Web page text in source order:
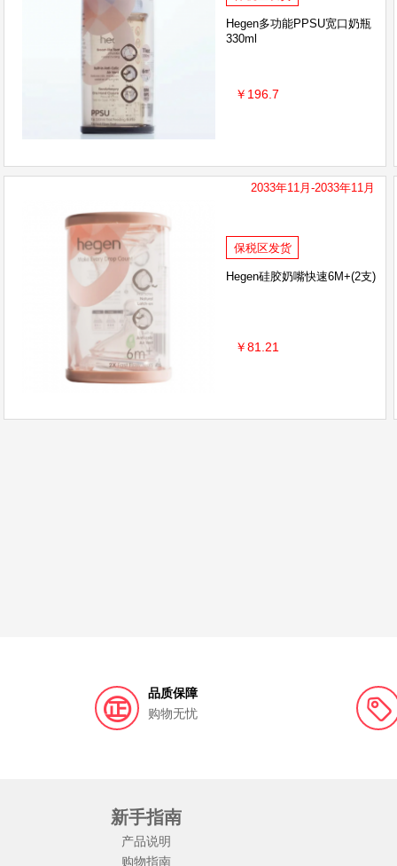
Hegen多功能PPSU宽口奶瓶
330ml
￥196.7
2033年11月-2033年11月
保税区发货
Hegen硅胶奶嘴快速6M+(2支)
￥81.21
品质保障
购物无忧
新手指南
产品说明
购物指南